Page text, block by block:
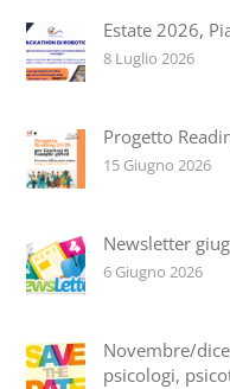
Estate 2026,
8 Luglio 2026
Progetto
15 Giugno 2026
Newsletter
6 Giugno 2026
Novembre/
psicologi,